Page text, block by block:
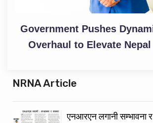
Government Pushes
Overhaul to Elevate
NRNA Article
एनआरएन लगानी सम्भावना